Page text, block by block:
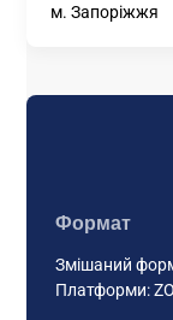
м. Запоріжжя
Формат
Змішаний
Платформи: